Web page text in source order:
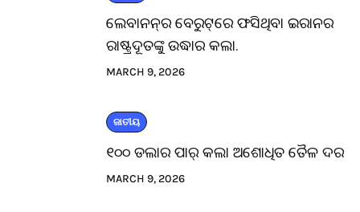
ଲେବାନନ୍‌ର ବେରୁଟ୍‌ରେ ଫସିଥିବା ଇରାନର
ରାଷ୍ଟ୍ରଦୂତଙ୍କୁ ଉଦ୍ଧାର କଲା.
MARCH 9, 2026
ଜାତୀୟ
୧୦୦ ଡଲାର ପାର୍ କଲା ଅଶୋଧିତ ତୈଳ ଦର
MARCH 9, 2026